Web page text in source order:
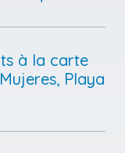
à la carte
Playa